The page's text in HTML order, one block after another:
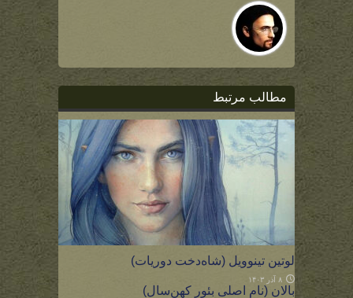
مطالب مرتبط
لوتین تینوویل (شاه‌دخت دوریات)
۸ آذر ۱۴۰۳
بالان (نام اصلی بئور کهن‌سال)